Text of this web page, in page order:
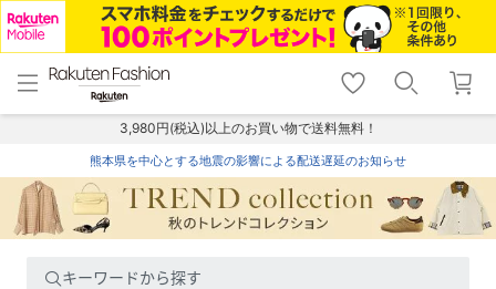
menu home
トップ
shopping_cart lock_outline
ログイン
3,980円(税込)以上のお買い物で送料無料！
熊本県を中心とする地震の影響による配送遅延のお知らせ
キーワードから探す